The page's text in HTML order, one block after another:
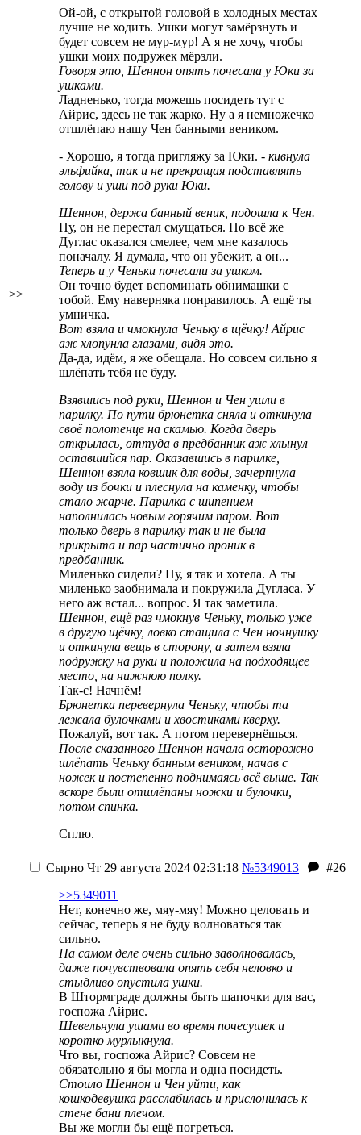
>>
Ой-ой, с открытой головой в холодных местах
лучше не ходить. Ушки могут замёрзнуть и
будет совсем не мур-мур! А я не хочу, чтобы
ушки моих подружек мёрзли.
Говоря это, Шеннон опять почесала у Юки за
ушками.
Ладненько, тогда можешь посидеть тут с
Айрис, здесь не так жарко. Ну а я немножечко
отшлёпаю нашу Чен банными веником.
- Хорошо, я тогда пригляжу за Юки. - кивнула
эльфийка, так и не прекращая подставлять
голову и уши под руки Юки.
Шеннон, держа банный веник, подошла к Чен.
Ну, он не перестал смущаться. Но всё же
Дуглас оказался смелее, чем мне казалось
поначалу. Я думала, что он убежит, а он...
Теперь и у Ченьки почесали за ушком.
Он точно будет вспоминать обнимашки с
тобой. Ему наверняка понравилось. А ещё ты
умничка.
Вот взяла и чмокнула Ченьку в щёчку! Айрис
аж хлопунла глазами, видя это.
Да-да, идём, я же обещала. Но совсем сильно я
шлёпать тебя не буду.
Взявшись под руки, Шеннон и Чен ушли в
парилку. По пути брюнетка сняла и откинула
своё полотенце на скамью. Когда дверь
открылась, оттуда в предбанник аж хлынул
оставшийся пар. Оказавшись в парилке,
Шеннон взяла ковшик для воды, зачерпнула
воду из бочки и плеснула на каменку, чтобы
стало жарче. Парилка с шипением
наполнилась новым горячим паром. Вот
только дверь в парилку так и не была
прикрыта и пар частично проник в
предбанник.
Миленько сидели? Ну, я так и хотела. А ты
миленько заобнимала и покружила Дугласа. У
него аж встал... вопрос. Я так заметила.
Шеннон, ещё раз чмокнув Ченьку, только уже
в другую щёчку, ловко стащила с Чен ночнушку
и откинула вещь в сторону, а затем взяла
подружку на руки и положила на подходящее
место, на нижнюю полку.
Так-с! Начнём!
Брюнетка перевернула Ченьку, чтобы та
лежала булочками и хвостиками кверху.
Пожалуй, вот так. А потом перевернёшься.
После сказанного Шеннон начала осторожно
шлёпать Ченьку банным веником, начав с
ножек и постепенно поднимаясь всё выше. Так
вскоре были отшлёпаны ножки и булочки,
потом спинка.
Сплю.
Сырно Чт 29 августа 2024 02:31:18 №5349013
#26
>>5349011
Нет, конечно же, мяу-мяу! Можно целовать и
сейчас, теперь я не буду волноваться так
сильно.
На самом деле очень сильно заволновалась,
даже почувствовала опять себя неловко и
стыдливо опустила ушки.
В Штормграде должны быть шапочки для вас,
госпожа Айрис.
Шевельнула ушами во время почесушек и
коротко мурлыкнула.
Что вы, госпожа Айрис? Совсем не
обязательно я бы могла и одна посидеть.
Стоило Шеннон и Чен уйти, как
кошкодевушка расслабилась и прислонилась к
стене бани плечом.
Вы же могли бы ещё погреться.